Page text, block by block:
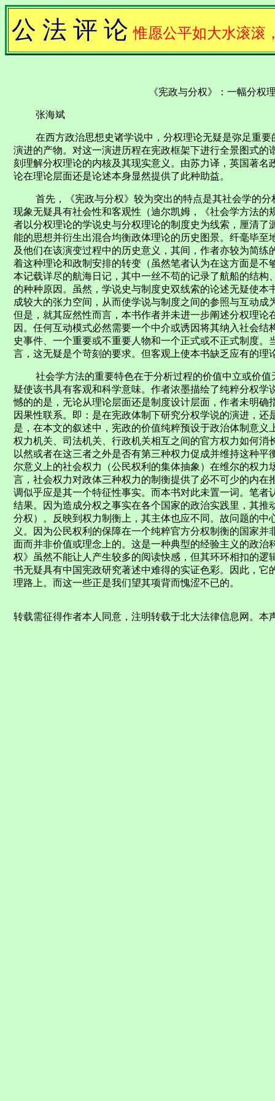
公 法 评 论 惟愿公平如大水滚滚
《宪政与分权》：一幅分权
张海斌
在西方政治思想史诸学说中，分权理论无疑是弥足重要
演进的产物。对这一演进历程在宪政框架下进行全景图式
刻理解分权理论的内核及其现实意义。由苏力译，英国著
论在理论层面还是论述本身显然提供了此种助益。
首先，《宪政与分权》较为突出的特点是其社会学的分
现象无疑具有社会性和客观性（迪尔凯姆，《社会学方法
者以分权理论的学说史与分权理论的制度史为线索，厘清
能的思想并衍生出混合均衡政体理论的历史图景。纤毫毕
及他们在该演变过程中的历史意义，其间，作者亦较为简
着这种理论和政制安排的转变（虽然笔者认为在这方面是
本记载详尽的航海日记，其中一丝不苟的记录了航船的结
的种种原因。虽然，学说史与制度史双线索的论述无疑使
成较大的张力空间，从而使学说与制度之间的参照与互动
但是，就其应然性而言，本书作者并未进一步阐述分权理
因。任何互动模式必然需要一个中介或诱因将其纳入社会
史事件、一个重要或不重要人物和一个正式或不正式制度
言，这无疑是个苛刻的要求。但客观上使本书缺乏应有的理
社会学方法的重要特色在于分析过程的价值中立或价值
疑使该书具有客观和科学意味。作者浓墨描绘了纯粹分权
憾的的是，无论从理论层面还是制度设计层面，作者未明
因果性联系。即：是在宪政体制下研究分权学说的演进，
是，在本文的叙述中，宪政的价值纯粹预设于政治体制意
权力机关、司法机关、行政机关相互之间的官方权力如何
以然或者在这三者之外是否有第三种权力促成并维持这种
尔意义上的社会权力（公民权利的集体抽象）在维尔的权力
言，社会权力对政体三种权力的制衡提供了必不可少的内
调似乎应是其一个特征性事实。而本书对此未置一词。笔
结果。因为造成分权之事实在各个国家的政治实践里，其
分权）。反映到权力制衡上，其主体也应不同。故问题的中
义。因为公民权利的保障在一个纯粹官方分权制衡的国家
面而并非价值或理念上的。这是一种典型的经验主义的
权》虽然不能让人产生较多的阅读快感，但其环环相扣的
书无疑具有中国宪政研究著述中难得的实证色彩。因此，
理路上。而这一些正是我们望其项背而愧涩不已的。
转载需征得作者本人同意，注明转载于北大法律信息网。本